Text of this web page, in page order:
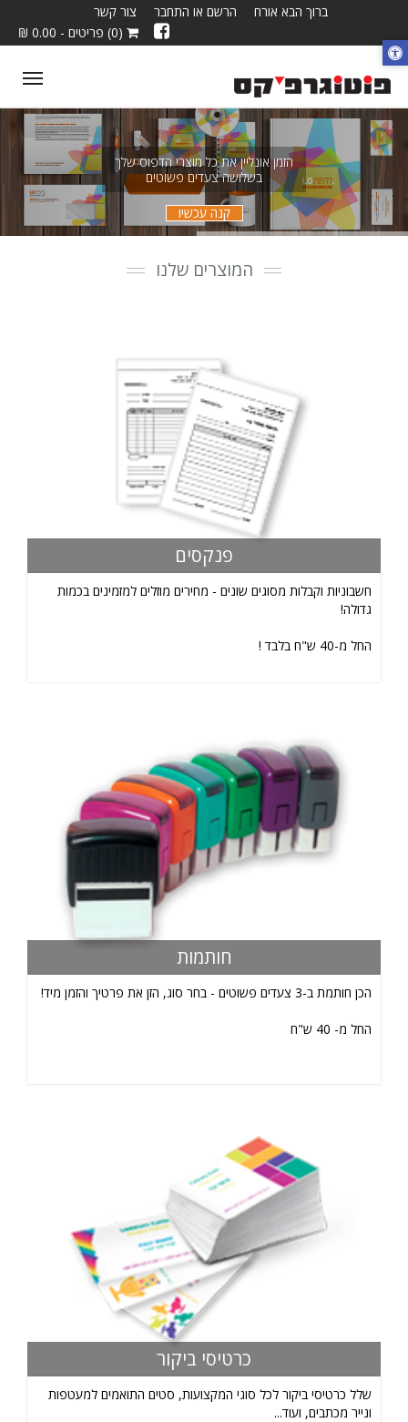
ברוך הבא אורח הרשם או התחבר
צור קשר
(0) פריטים - 0.00 ₪
הזמן אונליין את כל מוצרי הדפוס שלך
בשלושה צעדים פשוטים
קנה עכשיו
המוצרים שלנו
פנקסים
חשבוניות וקבלות מסוגים שונים - מחירים מוזלים למזמינים בכמות
גדולה!
החל מ-40 ש"ח בלבד !
חותמות
הכן חותמת ב-3 צעדים פשוטים - בחר סוג, הזן את פרטיך והזמן מיד!
החל מ- 40 ש"ח
כרטיסי ביקור
שלל כרטיסי ביקור לכל סוגי המקצועות, סטים התואמים למעטפות
ונייר מכתבים, ועוד...